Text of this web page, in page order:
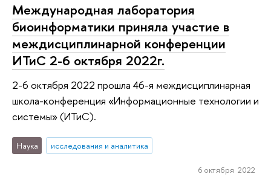
Международная лаборатория
биоинформатики приняла участие в
междисциплинарной конференции
ИТиС 2-6 октября 2022г.
2-6 октября 2022 прошла 46-я междисциплинарная
школа-конференция «Информационные технологии и
системы» (ИТиС).
Наука исследования и аналитика
6 октября 2022